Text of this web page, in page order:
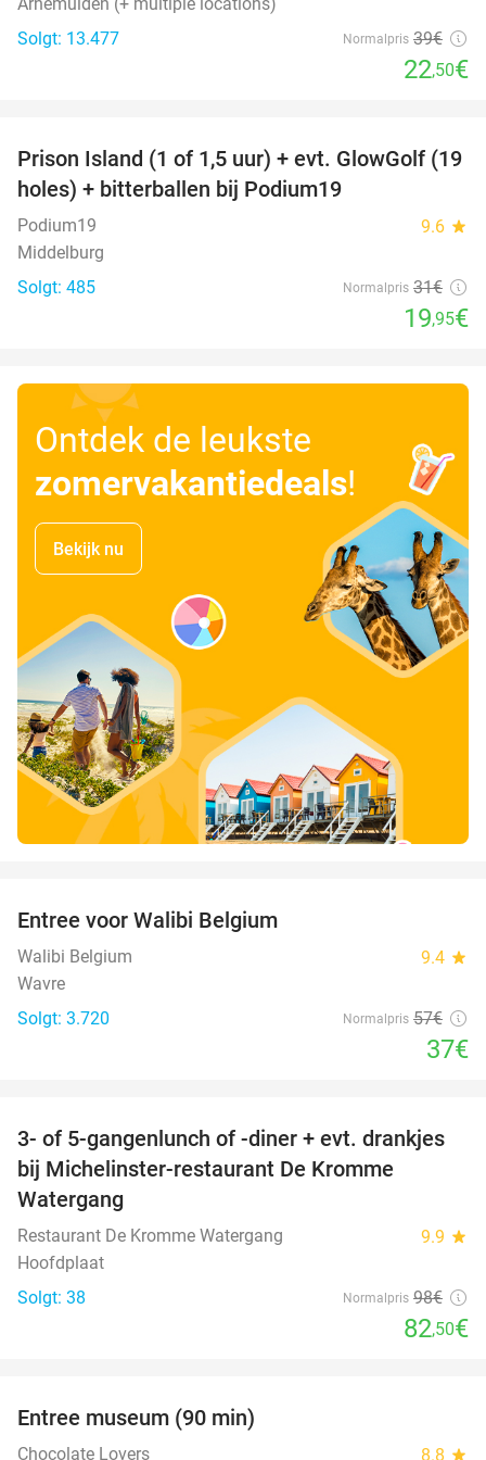
Solgt: 13.477
Normalpris 39€
22,50€
36%
Prison Island (1 of 1,5 uur) + evt. GlowGolf (19
holes) + bitterballen bij Podium19
Podium19 9.6 star
Middelburg
Solgt: 485
Normalpris 31€
19,95€
Ontdek de leukste
zomervakantiedeals!
Bekijk nu
Entree voor Walibi Belgium
Walibi Belgium 9.4 star
Wavre
Solgt: 3.720
Normalpris 57€
37€
16%
3- of 5-gangenlunch of -diner + evt. drankjes
bij Michelinster-restaurant De Kromme
Watergang
Restaurant De Kromme Watergang 9.9 star
Hoofdplaat
Solgt: 38
Normalpris 98€
82,50€
Entree museum (90 min)
Chocolate Lovers 8.8 star